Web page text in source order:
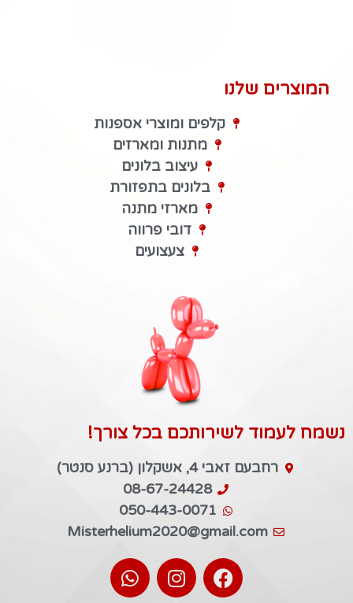
המוצרים שלנו
קלפים ומוצרי אספנות
מתנות ומארזים
עיצוב בלונים
בלונים בתפזורת
מארזי מתנה
דובי פרווה
צעצועים
נשמח לעמוד לשירותכם בכל צורך!
רחבעם זאבי 4, אשקלון (ברנע סנטר)
08-67-24428
050-443-0071
Misterhelium2020@gmail.com